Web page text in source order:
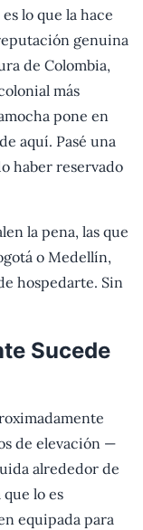
lo que la hace
genuina
de Colombia,
más
pone en
aquí. Pasé una
haber reservado
la pena, las que
o Medellín,
hospedarte. Sin
Sucede
de elevación —
alrededor de
lo es
equipada para